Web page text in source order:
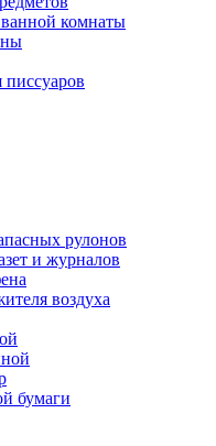
комнаты
писсуаров
рулонов
и журналов
воздуха
бумаги